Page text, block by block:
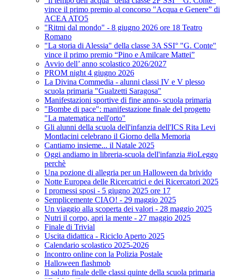
vince il primo premio al concorso "Acqua e Genere” di
ACEA ATO5
"Ritmi dal mondo" - 8 giugno 2026 ore 18 Teatro
Romano
"La storia di Alessia" della classe 3A SSI° "G. Conte"
vince il primo premio “Pino e Amilcare Mattei”
Avvio dell’ anno scolastico 2026/2027
PROM night 4 giugno 2026
La Divina Commedia - alunni classi IV e V plesso
scuola primaria "Gualzetti Saragosa"
Manifestazioni sportive di fine anno- scuola primaria
"Bombe di pace": manifestazione finale del progetto
"La matematica nell'orto"
Gli alunni della scuola dell'infanzia dell'ICS Rita Levi
Montlacini celebrano il Giorno della Memoria
Cantiamo insieme... il Natale 2025
Oggi andiamo in libreria-scuola dell'infanzia #ioLeggo
perchè
Una pozione di allegria per un Halloween da brivido
Notte Europea delle Ricercatrici e dei Ricercatori 2025
I promessi sposi - 5 giugno 2025 ore 17
Semplicemente CIAO! - 29 maggio 2025
Un viaggio alla scoperta dei valori - 28 maggio 2025
Nutri il corpo, apri la mente - 27 maggio 2025
Finale di Trivial
Uscita didattica - Riciclo Aperto 2025
Calendario scolastico 2025-2026
Incontro online con la Polizia Postale
Halloween flashmob
Il saluto finale delle classi quinte della scuola primaria